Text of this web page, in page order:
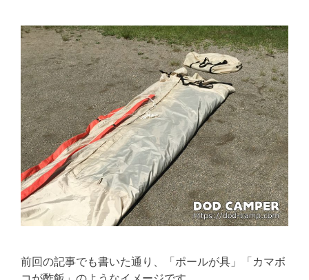
前回の記事でも書いた通り、「ポールが具」「カマボ